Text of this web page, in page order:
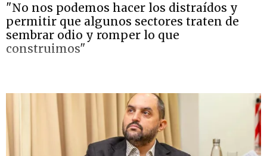
"No nos podemos hacer los distraídos y
permitir que algunos sectores traten de
sembrar odio y romper lo que
construimos"